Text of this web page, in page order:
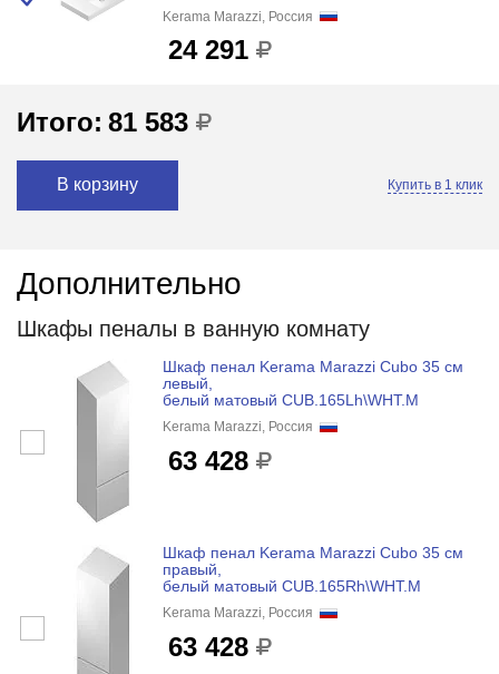
Kerama Marazzi, Россия
24 291
Итого: 81 583
В корзину Купить в 1 клик
Дополнительно
Шкафы пеналы в ванную комнату
Шкаф пенал Kerama Marazzi Cubo 35 см
левый,
белый матовый CUB.165Lh\WHT.M
Kerama Marazzi, Россия
63 428
Шкаф пенал Kerama Marazzi Cubo 35 см
правый,
белый матовый CUB.165Rh\WHT.M
Kerama Marazzi, Россия
63 428